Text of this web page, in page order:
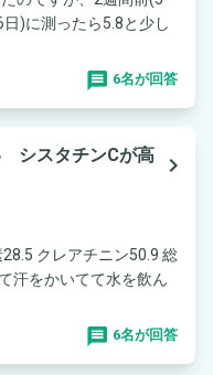
)に測ったら5.8と少し
6名が回答
シスタチンCが高
navigate_next
クレアチニン50.9 総
汗をかいてて水を飲ん
6名が回答